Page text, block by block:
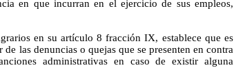
en que incurran en el ejercicio de sus empleos,
en su artículo 8 fracción IX, establece que es
las denuncias o quejas que se presenten en contra
administrativas en caso de existir alguna